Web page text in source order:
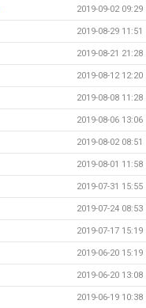
2019-09-02 09:29
2019-08-29 11:51
2019-08-21 21:28
2019-08-12 12:20
2019-08-08 11:28
2019-08-06 13:06
2019-08-02 08:51
2019-08-01 11:58
2019-07-31 15:55
2019-07-24 08:53
2019-07-17 15:19
2019-06-20 15:19
2019-06-20 13:08
2019-06-19 10:38